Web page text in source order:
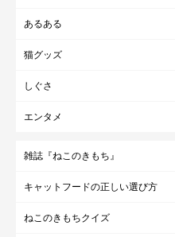
あるある
猫グッズ
しぐさ
エンタメ
雑誌『ねこのきもち』
キャットフードの正しい選び方
ねこのきもちクイズ